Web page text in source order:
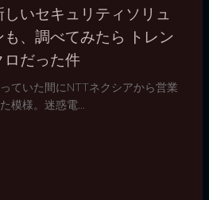
いセキュリティソリュ
も、調べてみたら トレン
ロだった件
ていた間にNTTネクシアから営業
模様。迷惑電...